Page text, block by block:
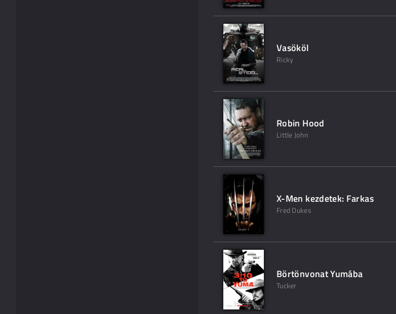
Vasököl
Ricky
Robin Hood
Little John
X-Men kezdetek: Farkas
Fred Dukes
Börtönvonat Yumába
Tucker